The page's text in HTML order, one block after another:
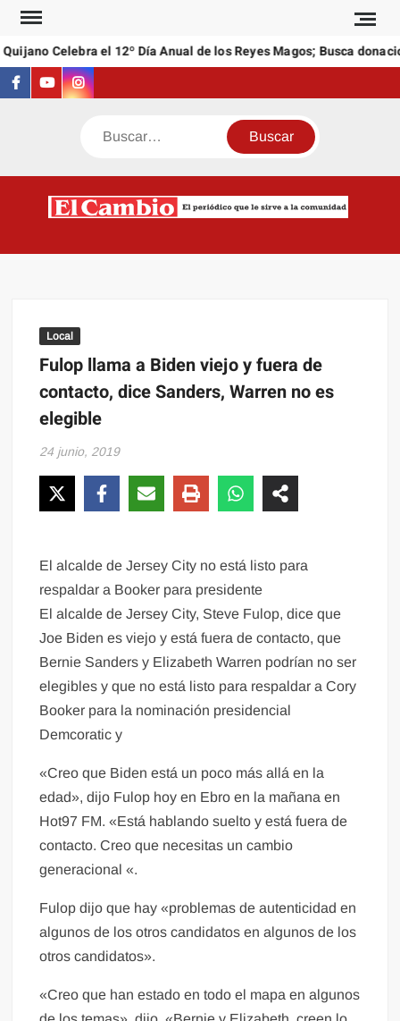
Saltar
contenidoCelebra el 12º Día Anual de los Reyes Magos; Busca
Facebook
YoutubeInstagram
Buscar
Local
Fulop llama a Biden viejo y fuera de
contacto, dice Sanders, Warren no es
elegible
24 junio, 2019
El alcalde de Jersey City no está listo para
respaldar a Booker para presidente
El alcalde de Jersey City, Steve Fulop, dice que
Joe Biden es viejo y está fuera de contacto, que
Bernie Sanders y Elizabeth Warren podrían no ser
elegibles y que no está listo para respaldar a Cory
Booker para la nominación presidencial
Demcoratic y
«Creo que Biden está un poco más allá en la
edad», dijo Fulop hoy en Ebro en la mañana en
Hot97 FM. «Está hablando suelto y está fuera de
contacto. Creo que necesitas un cambio
generacional «.
Fulop dijo que hay «problemas de autenticidad en
algunos de los otros candidatos en algunos de los
otros candidatos».
«Creo que han estado en todo el mapa en algunos